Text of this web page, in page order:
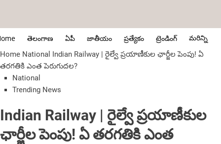
తెలంగాణ ఏపీ జాతీయం ప్రత్యేకం ట్రెండింగ్ మరిన్ని
Home National Indian Railway | రైల్వే ప్రయాణీకుల ఛార్జీల పెంపు! ఏ
తరగతికి ఎంత పెరుగుదల?
National
Trending News
Indian Railway | రైల్వే ప్రయాణీకుల
ఛార్జీల పెంపు! ఏ తరగతికి ఎంత